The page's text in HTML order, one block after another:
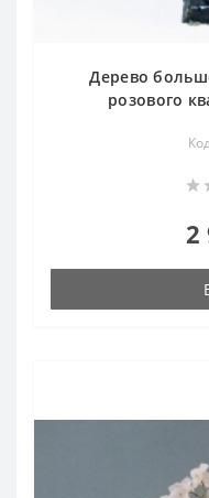
Дерево
розового
2